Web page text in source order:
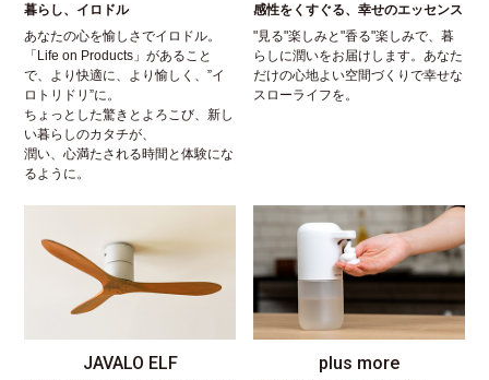
暮らし、イロドル
あなたの心を愉しさでイロドル。
「Life on Products」があること
で、より快適に、より愉しく、”イ
ロトリドリ”に。
ちょっとした驚きとよろこび、新し
い暮らしのカタチが、
潤い、心満たされる時間と体験にな
るように。
感性をくすぐる、幸せのエッセンス
"見る"楽しみと"香る"楽しみで、暮
らしに潤いをお届けします。あなた
だけの心地よい空間づくりで幸せな
スローライフを。
JAVALO ELF plus more